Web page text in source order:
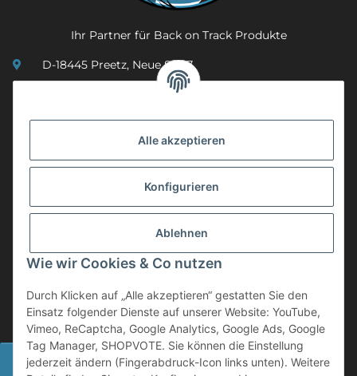
Alle akzeptieren
Konfigurieren
Ablehnen
Wie wir Cookies & Co nutzen
Durch Klicken auf „Alle akzeptieren“ gestatten Sie den
Einsatz folgender Dienste auf unserer Website: YouTube,
Vimeo, ReCaptcha, Google Analytics, Google Ads, Google
Tag Manager, SHOPVOTE. Sie können die Einstellung
jederzeit ändern (Fingerabdruck-Icon links unten). Weitere
Ihr Partner für Back on Track Produkte
D-18445 Preetz, Neue Str. 7
info@mobility-in-harmony.de
Informationen
Back on Track
ZAHLUNGSMETHODEN
Widerrufsbutton